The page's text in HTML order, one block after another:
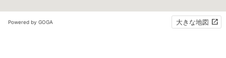
Powered by GOGA 大きな地図